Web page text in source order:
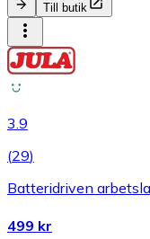
Till butik
3.9
(29)
Batteridriven
499 kr